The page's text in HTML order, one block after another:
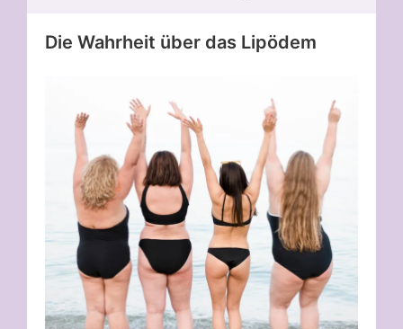
Die Wahrheit über das Lipödem